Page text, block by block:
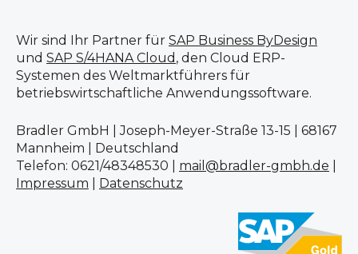
Wir sind Ihr Partner für SAP Business ByDesign
und SAP S/4HANA Cloud , den Cloud ERP-
Systemen des Weltmarktführers für
betriebswirtschaftliche Anwendungssoftware.
Bradler GmbH | Joseph-Meyer-Straße 13-15 | 68167
Mannheim | Deutschland
Telefon: 0621/48348530 | mail@bradler-gmbh.de
Impressum
Datenschutz